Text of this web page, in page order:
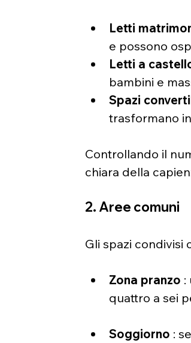
Letti
e possono
Letti a
bambini e
Spazi
trasformano
Controllando il
chiara della
2. Aree comuni
Gli spazi
Zona pranzo :
quattro a sei
Soggiorno :